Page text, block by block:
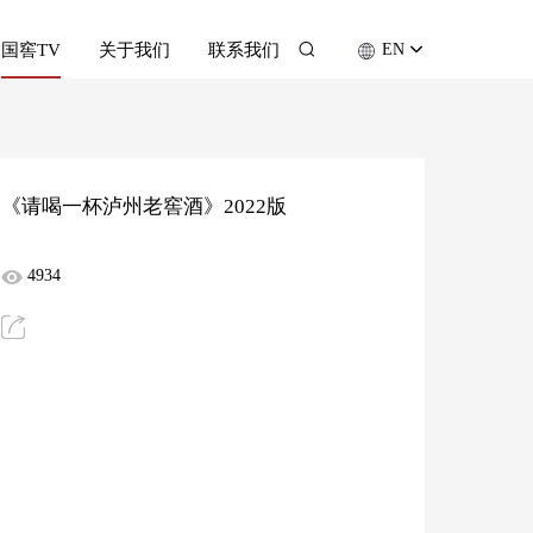
EN
国窖TV 关于我们 联系我们
《请喝一杯泸州老窖酒》2022版
4934